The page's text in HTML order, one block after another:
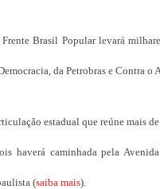
Brasil Popular levará
da Petrobras e Contra o
estadual que reúne mais
haverá caminhada pela
(saiba mais).